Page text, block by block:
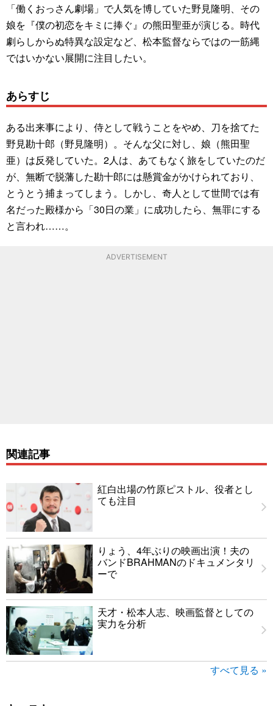
「働くおっさん劇場」で人気を博していた野見隆明、その
娘を『僕の初恋をキミに捧ぐ』の熊田聖亜が演じる。時代
劇らしからぬ特異な設定など、松本監督ならではの一筋縄
ではいかない展開に注目したい。
あらすじ
ある出来事により、侍として戦うことをやめ、刀を捨てた
野見勘十郎（野見隆明）。そんな父に対し、娘（熊田聖
亜）は反発していた。2人は、あてもなく旅をしていたのだ
が、無断で脱藩した勘十郎には懸賞金がかけられており、
とうとう捕まってしまう。しかし、奇人として世間では有
名だった殿様から「30日の業」に成功したら、無罪にする
と言われ……。
ADVERTISEMENT
関連記事
紅白出場の竹原ピストル、役者とし
ても注目
りょう、4年ぶりの映画出演！夫の
バンドBRAHMANのドキュメンタリ
ーで
天才・松本人志、映画監督としての
実力を分析
すべて見る »